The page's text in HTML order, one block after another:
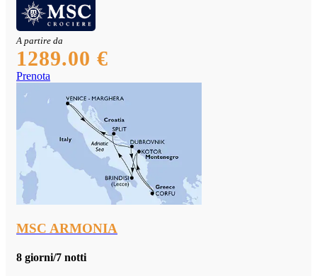
A partire da
1289.00 €
Prenota
MSC ARMONIA
8 giorni/7 notti